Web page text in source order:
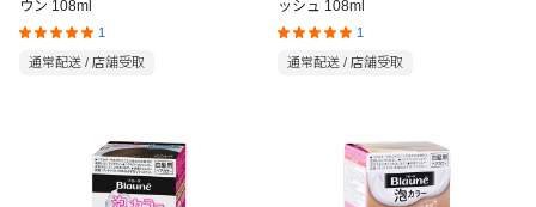
ウン 108ml
1
通常配送 / 店舗受取
ッシュ 108ml
1
通常配送 / 店舗受取